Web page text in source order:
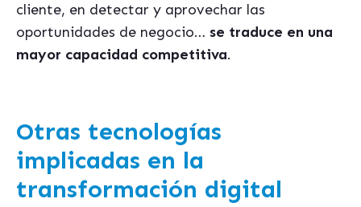
cliente, en detectar y aprovechar las
oportunidades de negocio… se traduce en una
mayor capacidad competitiva.
Otras tecnologías
implicadas en la
transformación digital